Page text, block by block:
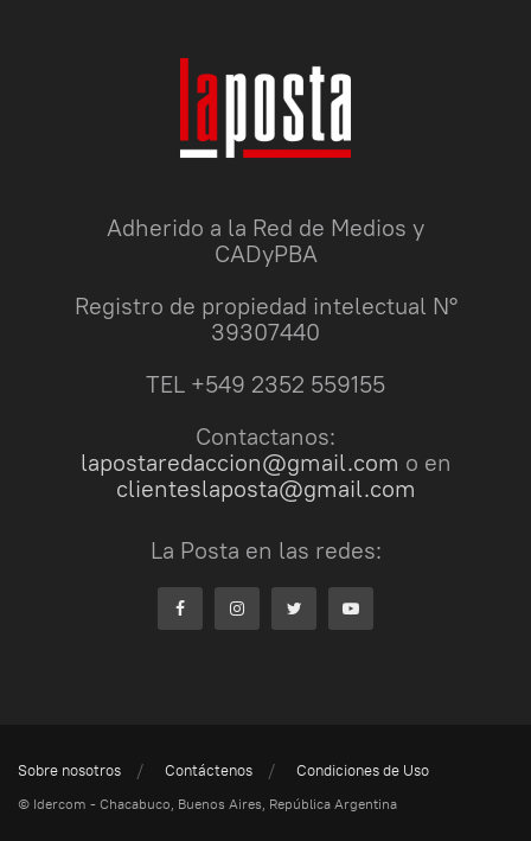
Adherido a la Red de Medios y
CADyPBA
Registro de propiedad intelectual N°
39307440
TEL +549 2352 559155
Contactanos:
lapostaredaccion@gmail.com o en
clienteslaposta@gmail.com
La Posta en las redes:
Sobre nosotros Contáctenos Condiciones de Uso
© Idercom - Chacabuco, Buenos Aires, República Argentina